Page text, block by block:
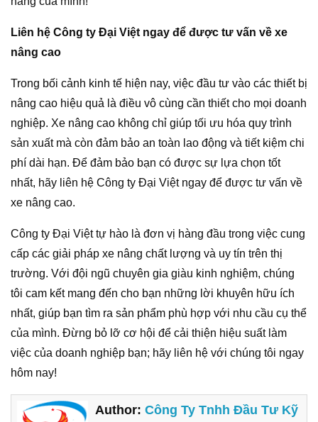
Liên hệ Công ty Đại Việt ngay để được tư vấn về xe
nâng cao
Trong bối cảnh kinh tế hiện nay, việc đầu tư vào các thiết bị
nâng cao hiệu quả là điều vô cùng cần thiết cho mọi doanh
nghiệp. Xe nâng cao không chỉ giúp tối ưu hóa quy trình
sản xuất mà còn đảm bảo an toàn lao động và tiết kiệm chi
phí dài hạn. Để đảm bảo bạn có được sự lựa chọn tốt
nhất, hãy liên hệ Công ty Đại Việt ngay để được tư vấn về
xe nâng cao.
Công ty Đại Việt tự hào là đơn vị hàng đầu trong việc cung
cấp các giải pháp xe nâng chất lượng và uy tín trên thị
trường. Với đội ngũ chuyên gia giàu kinh nghiệm, chúng
tôi cam kết mang đến cho bạn những lời khuyên hữu ích
nhất, giúp bạn tìm ra sản phẩm phù hợp với nhu cầu cụ thể
của mình. Đừng bỏ lỡ cơ hội để cải thiện hiệu suất làm
việc của doanh nghiệp bạn; hãy liên hệ với chúng tôi ngay
hôm nay!
Author:Công Ty Tnhh Đầu Tư Kỹ